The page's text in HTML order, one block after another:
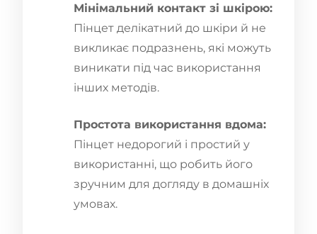
Мінімальний контакт зі шкірою:
Пінцет делікатний до шкіри й не
викликає подразнень, які можуть
виникати під час використання
інших методів.
Простота використання вдома:
Пінцет недорогий і простий у
використанні, що робить його
зручним для догляду в домашніх
умовах.